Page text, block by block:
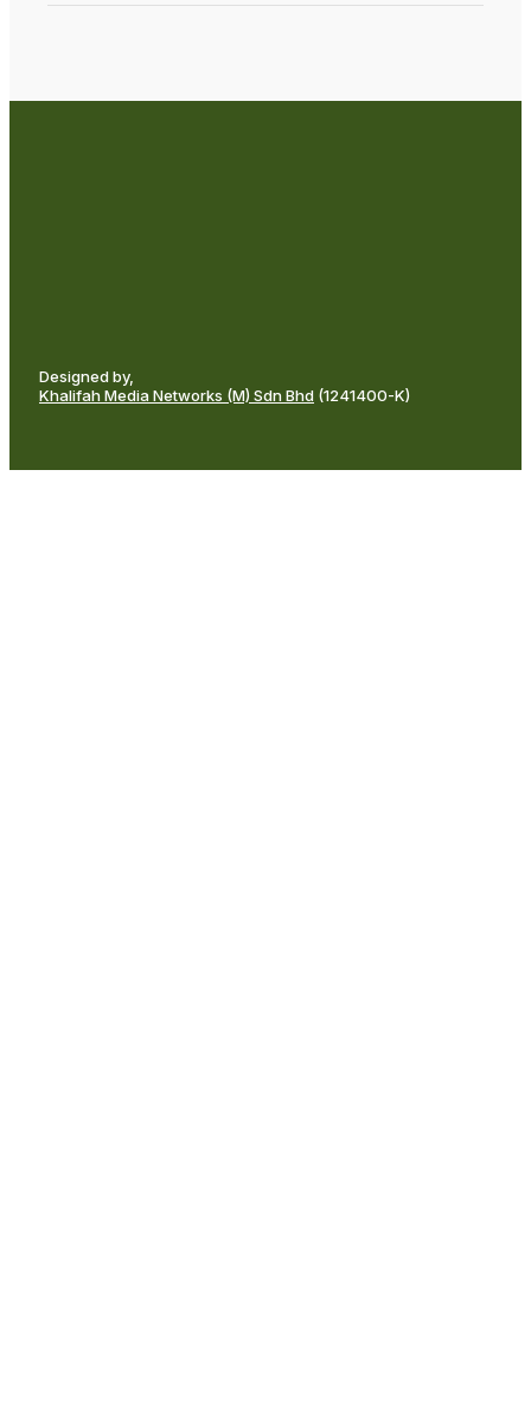
Designed by,
Khalifah Media Networks (M) Sdn Bhd (1241400-K)